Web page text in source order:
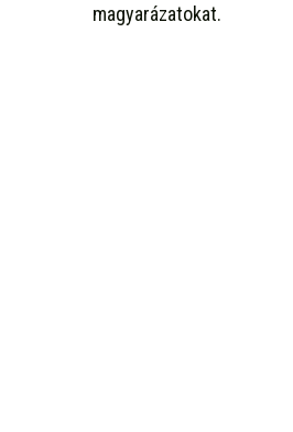
magyarázatokat.